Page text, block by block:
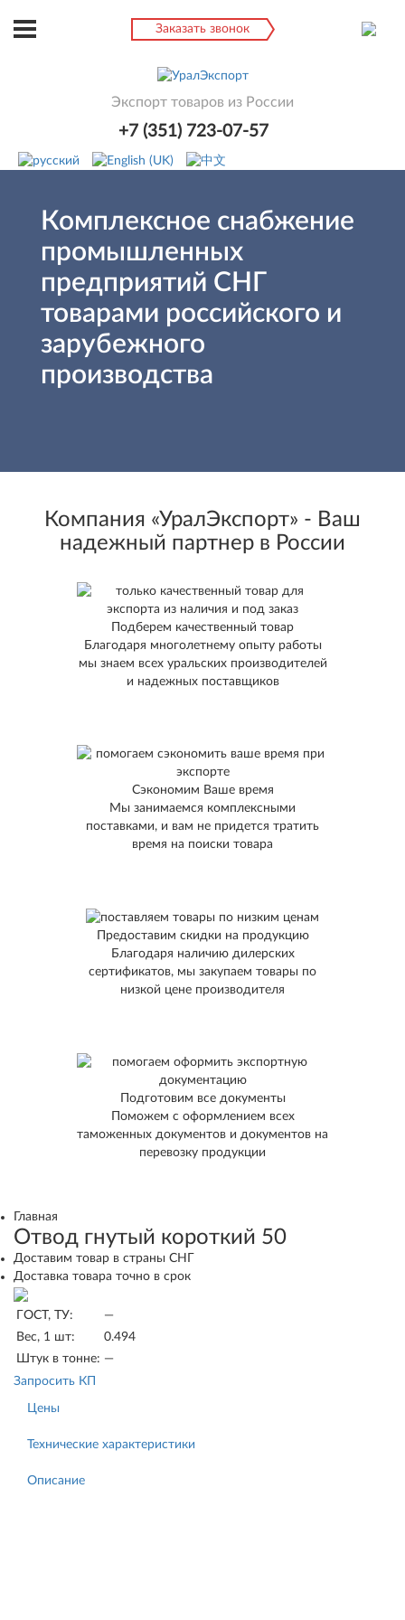
Заказать звонок
Экспорт товаров из России
+7 (351) 723-07-57
Комплексное снабжение
промышленных
предприятий СНГ
товарами российского и
зарубежного
производства
Компания «УралЭкспорт» - Ваш
надежный партнер в России
Подберем качественный товар
Благодаря многолетнему опыту работы
мы знаем всех уральских производителей
и надежных поставщиков
Сэкономим Ваше время
Мы занимаемся комплексными
поставками, и вам не придется тратить
время на поиски товара
Предоставим скидки на продукцию
Благодаря наличию дилерских
сертификатов, мы закупаем товары по
низкой цене производителя
Подготовим все документы
Поможем с оформлением всех
таможенных документов и документов на
перевозку продукции
Главная
Отвод гнутый короткий 50
Доставим товар в страны СНГ
Доставка товара точно в срок
ГОСТ, ТУ:
—
Вес, 1 шт:
0.494
Штук в тонне: —
Запросить КП
Цены
Технические характеристики
Описание